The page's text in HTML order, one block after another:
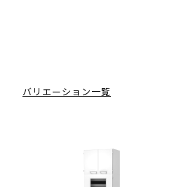
バリエーション一覧